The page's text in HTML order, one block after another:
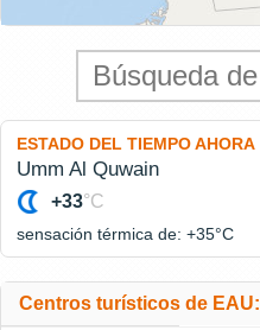
ESTADO DEL TIEMPO AHORA
Umm Al Quwain
+33°C
sensación térmica de: +35°C
Centros turísticos de EAU: